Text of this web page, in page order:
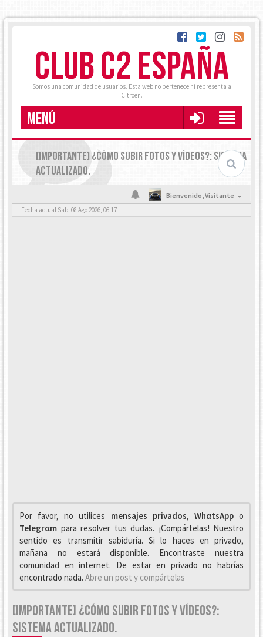
CLUB C2 ESPAÑA
Somos una comunidad de usuarios. Esta web no pertenece ni representa a
Citroën.
MENÚ
[IMPORTANTE] ¿CÓMO SUBIR FOTOS Y VÍDEOS?: SISTEMA
ACTUALIZADO.
Bienvenido,Visitante
Fecha actual Sab, 08 Ago 2026, 06:17
Por favor, no utilices mensajes privados, WhαtsAppo
Telegrαm para resolver tus dudas. ¡Compártelas! Nuestro
sentido es transmitir sabiduría. Si lo haces en privado,
mañana no estará disponible. Encontraste nuestra
comunidad en internet. De estar en privado no habrías
encontrado nada. Abre un post y compártelas
[IMPORTANTE] ¿CÓMO SUBIR FOTOS Y VÍDEOS?:
SISTEMA ACTUALIZADO.